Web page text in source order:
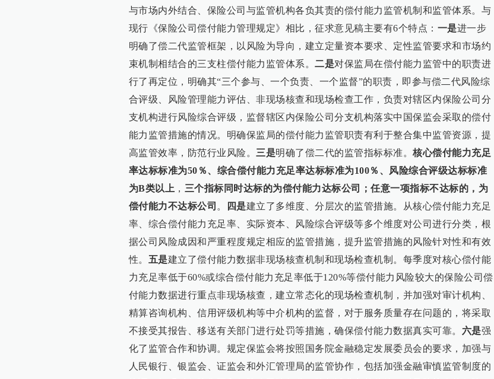
与市场内外结合、保险公司与监管机构各负其责的偿付能力监管机制和监管体系。与
现行《保险公司偿付能力管理规定》相比，征求意见稿主要有6个特点： 一是进一步
明确了偿二代监管框架，以风险为导向，建立定量资本要求、定性监管要求和市场约
束机制相结合的三支柱偿付能力监管体系。 二是对保监局在偿付能力监管中的职责进
行了再定位，明确其“三个参与、一个负责、一个监督”的职责，即参与偿二代风险综
合评级、风险管理能力评估、非现场核查和现场检查工作，负责对辖区内保险公司分
支机构进行风险综合评级，监督辖区内保险公司分支机构落实中国保监会采取的偿付
能力监管措施的情况。明确保监局的偿付能力监管职责有利于整合集中监管资源，提
高监管效率，防范行业风险。 三是明确了偿二代的监管指标标准。 核心偿付能力充足
率达标标准为50％、综合偿付能力充足率达标标准为100％、风险综合评级达标标准
为B类以上 ， 三个指标同时达标的为偿付能力达标公司；任意一项指标不达标的，为
偿付能力不达标公司 。 四是建立了多维度、分层次的监管措施。从核心偿付能力充足
率、综合偿付能力充足率、实际资本、风险综合评级等多个维度对公司进行分类，根
据公司风险成因和严重程度规定相应的监管措施，提升监管措施的风险针对性和有效
性。 五是建立了偿付能力数据非现场核查机制和现场检查机制。每季度对核心偿付能
力充足率低于60%或综合偿付能力充足率低于120%等偿付能力风险较大的保险公司偿
付能力数据进行重点非现场核查，建立常态化的现场检查机制，并加强对审计机构、
精算咨询机构、信用评级机构等中介机构的监督，对于服务质量存在问题的，将采取
不接受其报告、移送有关部门进行处罚等措施，确保偿付能力数据真实可靠。 六是强
化了监管合作和协调。规定保监会将按照国务院金融稳定发展委员会的要求，加强与
人民银行、银监会、证监会和外汇管理局的监管协作，包括加强金融审慎监管制度的